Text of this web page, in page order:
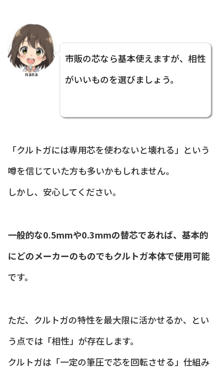
nana
市販の芯なら基本使えますが、相性
がいいものを選びましょう。
「クルトガには専用芯を使わないと壊れる」という
噂を信じていた方も多いかもしれません。
しかし、安心してください。
一般的な0.5mmや0.3mmの替芯であれば、基本的
にどのメーカーのものでもクルトガ本体で使用可能
です。
ただ、クルトガの特性を最大限に活かせるか、とい
う点では「相性」が存在します。
クルトガは「一定の筆圧で芯を回転させる」仕組み